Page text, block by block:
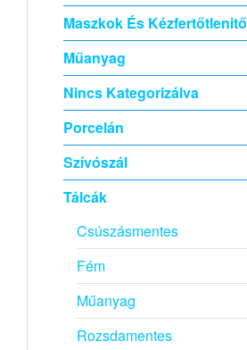
Maszkok És Kézfertőtlenitő
Műanyag
Nincs Kategorizálva
Porcelán
Szívószál
Tálcák
Csúszásmentes
Fém
Műanyag
Rozsdamentes